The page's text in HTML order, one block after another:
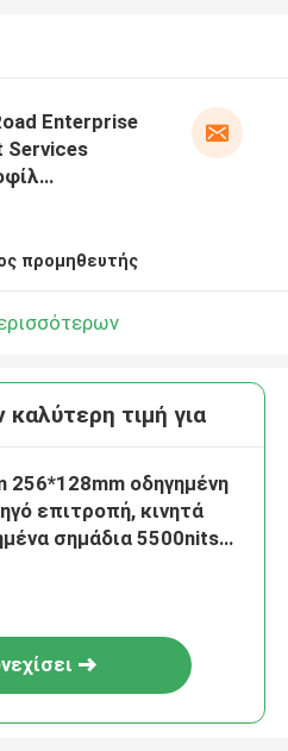
Enterprise
Services
προμηθευτής
τιμή για
256*128mm οδηγημένη
επιτροπή, κινητά
σημάδια 5500nits